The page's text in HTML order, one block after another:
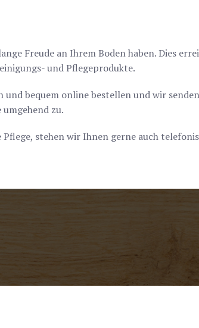
Freude an Ihrem Boden haben. Dies
und Pflegeprodukte.
und bequem online bestellen und wir
zu.
stehen wir Ihnen gerne auch